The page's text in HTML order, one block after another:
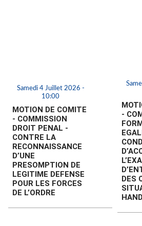
Samedi 4 Juillet 2026 -
10:00
MOTION DE COMITE
- COMMISSION
DROIT PENAL -
CONTRE LA
RECONNAISSANCE
D’UNE
PRESOMPTION DE
LEGITIME DEFENSE
POUR LES FORCES
DE L’ORDRE
-
DES